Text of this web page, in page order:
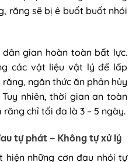
răng sẽ bị ê buốt buốt nhói
gian hoàn toàn bất lực.
các vật liệu vật lý để lấp
ngăn thức ăn phân hủy
nhiên, thời gian an toàn
chỉ tối đa là 3 – 5 ngày.
tự phát – Không tự xử lý
hiện những cơn đau nhói tự